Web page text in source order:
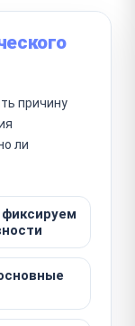
причину
ли